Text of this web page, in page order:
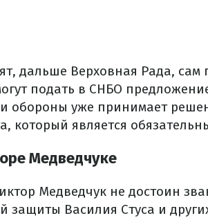
дальше Верховная Рада, сам
подать в СНБО
обороны уже принимает
который является
Медведчуке
Медведчук не достоин
Василия Стуса и